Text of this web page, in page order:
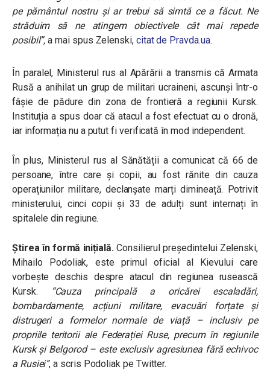
pe pământul nostru și ar trebui să simtă ce a făcut. Ne
străduim să ne atingem obiectivele cât mai repede
posibil”, a mai spus Zelenski, citat de Pravda.ua.
În paralel, Ministerul rus al Apărării a transmis că Armata
Rusă a anihilat un grup de militari ucraineni, ascunși într-o
fâșie de pădure din zona de frontieră a regiunii Kursk.
Instituția a spus doar că atacul a fost efectuat cu o dronă,
iar informația nu a putut fi verificată în mod independent.
În plus, Ministerul rus al Sănătății a comunicat că 66 de
persoane, între care și copii, au fost rănite din cauza
operațiunilor militare, declanșate marți dimineață. Potrivit
ministerului, cinci copii și 33 de adulți sunt internați în
spitalele din regiune.
Știrea în formă inițială.Consilierul președintelui Zelenski,
Mihailo Podoliak, este primul oficial al Kievului care
vorbește deschis despre atacul din regiunea rusească
Kursk.
“Cauza principală a oricărei escaladări,
bombardamente, acțiuni militare, evacuări forțate și
distrugeri a formelor normale de viață – inclusiv pe
propriile teritorii ale Federației Ruse, precum în regiunile
Kursk și Belgorod – este exclusiv agresiunea fără echivoc
a Rusiei”, a scris Podoliak pe Twitter.